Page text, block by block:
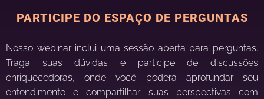
PARTICIPE DO ESPAÇO DE PERGUNTAS
Nosso webinar inclui uma sessão aberta para perguntas.
Traga suas dúvidas e participe de discussões
enriquecedoras, onde você poderá aprofundar seu
entendimento e compartilhar suas perspectivas com